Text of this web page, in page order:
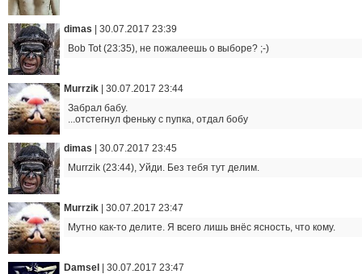
dimas
30.07.2017 23:39
Bob Tot (23:35), не пожалеешь о выборе? ;-)
Murrzik
30.07.2017 23:44
Забрал бабу.
...отстегнул феньку с пупка, отдал бобу
dimas
30.07.2017 23:45
Murrzik (23:44), Уйди. Без тебя тут делим.
Murrzik
30.07.2017 23:47
Мутно как-то делите. Я всего лишь внёс ясность, что кому.
Damsel
30.07.2017 23:47